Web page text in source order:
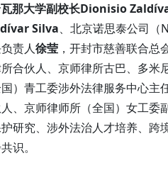
那大学副校长Dionisio
Silva、北京诺思泰公司（
责人徐莹 ，开封市慈善联合总
所合伙人、京师律所古巴、多米
）青工委涉外法律服务中心主
人、京师律师所（全国）女工委
研究、涉外法治人才培养、
识。